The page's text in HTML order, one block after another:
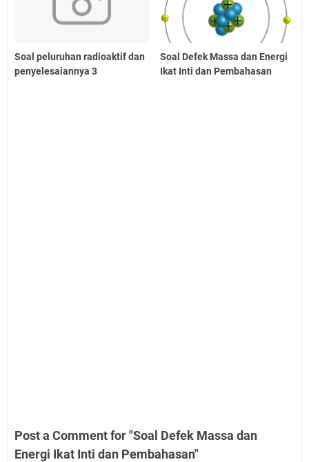
Soal peluruhan radioaktif dan
penyelesaiannya 3
Soal Defek Massa dan Energi
Ikat Inti dan Pembahasan
Post a Comment for "Soal Defek Massa dan
Energi Ikat Inti dan Pembahasan"